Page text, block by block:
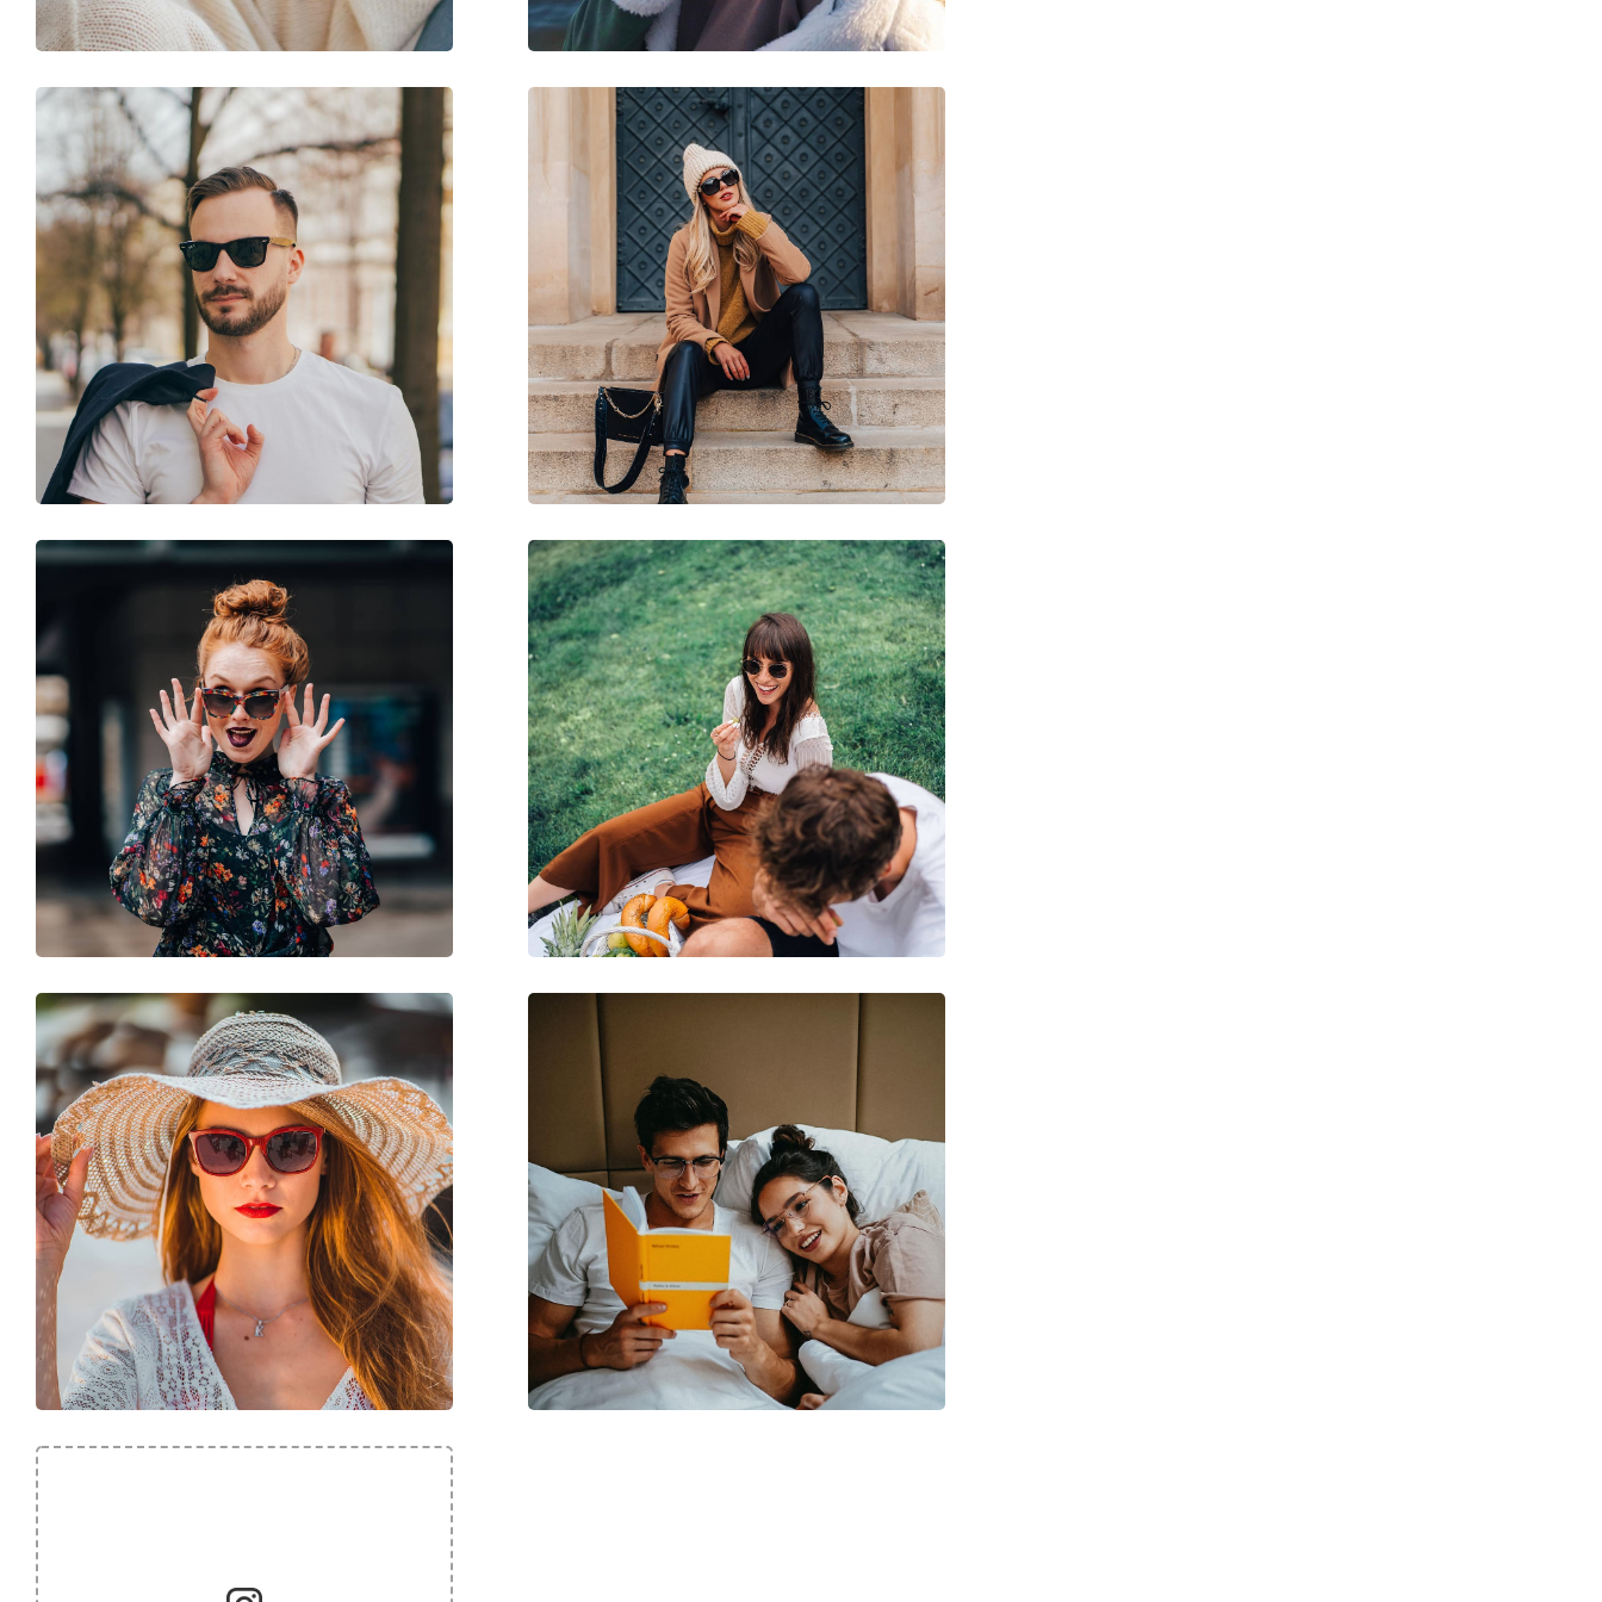
Флексибилни панти:
Не
Аксесоари
Кутия:
Да
Кърпичка за почистване:
Не
Други
Пол:
Категория:
Слънчеви очила
Марка:
Puma
Предназначение:
Спорт
Спорт:
Колоездене, Бягане, Туризъм, Off-road колоездене
Код:
PU0312S 002 99